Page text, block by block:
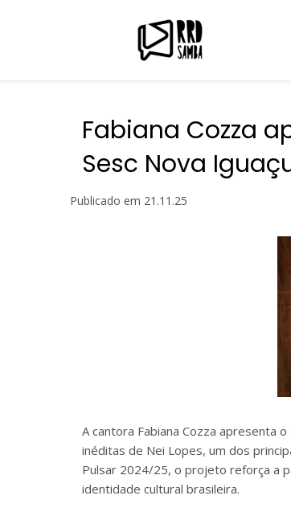
Fabiana Cozza
Sesc Nova
Publicado em 21.11.25
A cantora Fabiana Cozza apresenta
inéditas de Nei Lopes, um dos
Pulsar 2024/25, o projeto reforça a
identidade cultural brasileira.